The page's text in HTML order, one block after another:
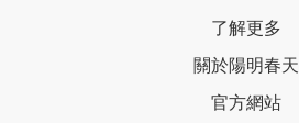
了解更多
關於陽明春天
官方網站